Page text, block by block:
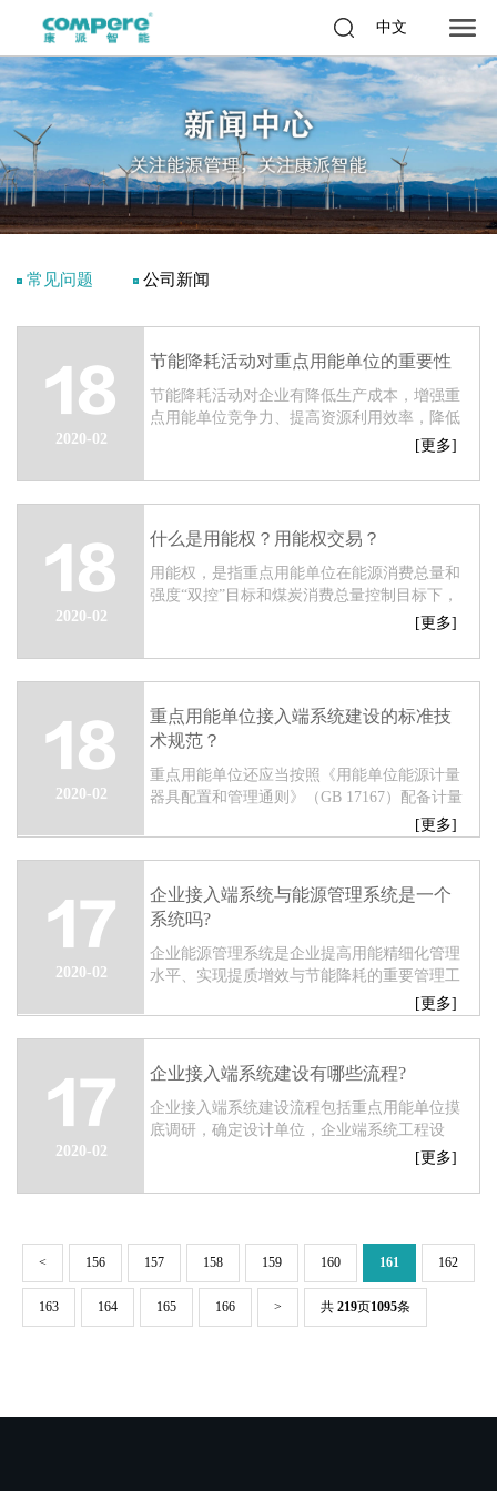
中文
常见问题 公司新闻
18
2020-02
节能降耗活动对重点用能单位的重要性
节能降耗活动对企业有降低生产成本，增强重
点用能单位竞争力、提高资源利用效率，降低
产品能耗、树立过紧日子的观念等益处。...
[更多]
18
2020-02
什么是用能权？用能权交易？
用能权，是指重点用能单位在能源消费总量和
强度“双控”目标和煤炭消费总量控制目标下，
通过核查或交易取得并允许使用的年度综合能
[更多]
18
2020-02
重点用能单位接入端系统建设的标准技
术规范？
重点用能单位还应当按照《用能单位能源计量
器具配置和管理通则》（GB 17167）配备计量
[更多]
17
2020-02
企业接入端系统与能源管理系统是一个
系统吗?
企业能源管理系统是企业提高用能精细化管理
水平、实现提质增效与节能降耗的重要管理工
具。而企业接入端系统是重点用能单位能耗在
线监测系统建设三层架构中的重要组成部
分。...
[更多]
17
2020-02
企业接入端系统建设有哪些流程?
企业接入端系统建设流程包括重点用能单位摸
底调研，确定设计单位，企业端系统工程设
计，企业施工方案编制，主管单位工作部署，
骤。...
[更多]
< 156 157 158 159 160 161 162
163 164 165 166 > 共 219页1095条